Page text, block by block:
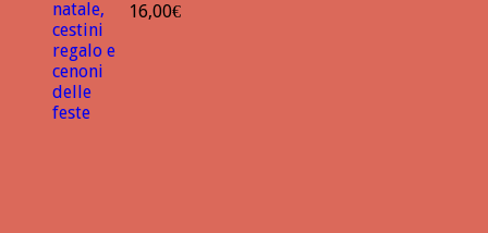
Valutato
16,00€